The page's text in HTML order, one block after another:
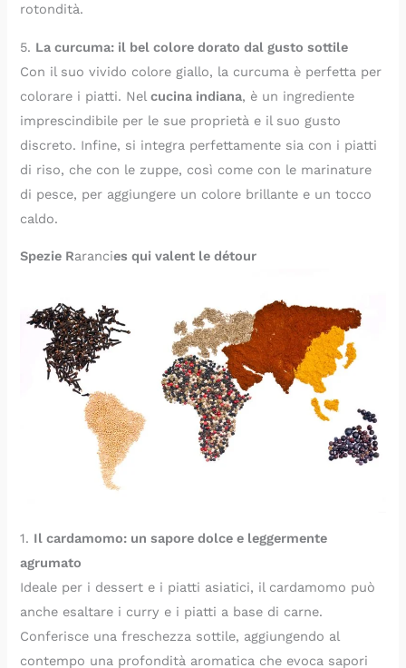
rotondità.
5. La curcuma: il bel colore dorato dal gusto sottile
Con il suo vivido colore giallo, la curcuma è perfetta per
colorare i piatti. Nelcucina indiana, è un ingrediente
imprescindibile per le sue proprietà e il suo gusto
discreto. Infine, si integra perfettamente sia con i piatti
di riso, che con le zuppe, così come con le marinature
di pesce, per aggiungere un colore brillante e un tocco
caldo.
Spezie Rarancies qui valent le détour
1. Il cardamomo: un sapore dolce e leggermente
agrumato
Ideale per i dessert e i piatti asiatici, il cardamomo può
anche esaltare i curry e i piatti a base di carne.
Conferisce una freschezza sottile, aggiungendo al
contempo una profondità aromatica che evoca sapori